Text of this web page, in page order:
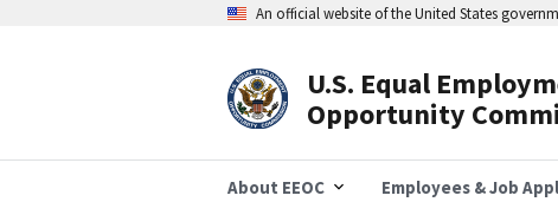
An official website of the United States
U.S. Equal
Opportunity
About EEOC Employees & Job